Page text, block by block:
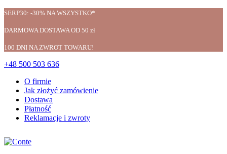
SERP30: -30% NA WSZYSTKO*
DARMOWA DOSTAWA OD 50 zł
100 DNI NA ZWROT TOWARU!
+48 500 503 636
O firmie
Jak złożyć zamówienie
Dostawa
Płatność
Reklamacje i zwroty